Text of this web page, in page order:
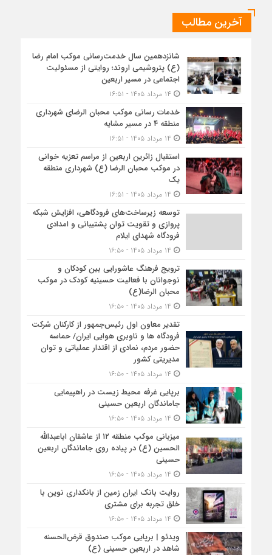
آخرین مطالب
شانزدهمین سال خدمت‌رسانی موکب امام رضا
(ع) پتروشیمی اروند؛ روایتی از مسئولیت
اجتماعی در مسیر اربعین
خدمات رسانی موکب محبان الرضای شهرداری
منطقه ۴ در مسیر مشایه
استقبال زائرین اربعین از مراسم تعزیه خوانی
در موکب محبان الرضا (ع) شهرداری منطقه
یک
توسعه زیرساخت‌های فرودگاهی، افزایش شبکه
پروازی و تقویت توان پشتیبانی و امدادی
فرودگاه شهدای ایلام
ترویج فرهنگ عاشورایی بین کودکان و
نوجوانان با فعالیت حسینیه کودک در موکب
محبان الرضا(ع)
تقدیر معاون اول رئیس‌جمهور از کارکنان شرکت
فرودگاه ها و ناوبری هوایی ایران/ حماسه
حضور مردم، نمادی از اقتدار عملیاتی و توان
مدیریتی کشور
برپایی غرفه محیط زیست در راهپیمایی
جاماندگان اربعین حسینی
میزبانی موکب منطقه ۱۲ از عاشقان اباعبدالله
الحسین (ع) در پیاده روی جاماندگان اربعین
حسینی
روایت بانک ایران زمین از بانکداری نوین با
خلق تجربه برای مشتری
ویدئو | برپایی موکب صندوق قرض‌الحسنه
شاهد در اربعین حسینی (ع)